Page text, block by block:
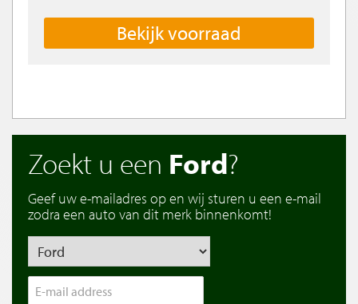
Bekijk voorraad
Zoekt u een Ford?
Geef uw e-mailadres op en wij sturen u een e-mail
zodra een auto van dit merk binnenkomt!